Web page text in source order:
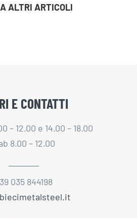
ALTRI ARTICOLI
E CONTATTI
– 12.00 e 14.00 – 18.00
8.00 – 12.00
035 844198